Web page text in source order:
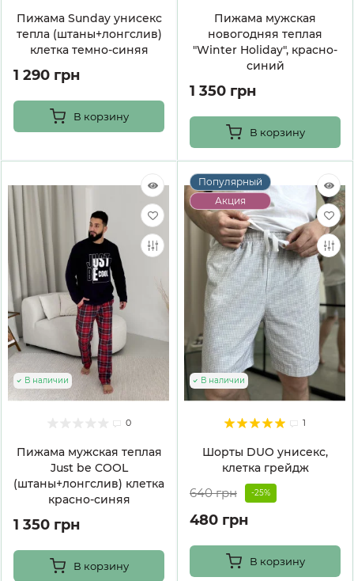
Пижама Sunday унисекс
тепла (штаны+лонгслив)
клетка темно-синяя
1 290 грн
В корзину
Пижама мужская
новогодняя теплая
"Winter Holiday", красно-
синий
1 350 грн
В корзину
0
Пижама мужская теплая
Just be COOL
(штаны+лонгслив) клетка
красно-синяя
В наличии
1 350 грн
В корзину
Популярный
Акция
1
Шорты DUO унисекс,
клетка грейдж
В наличии
640 грн -25%
480 грн
В корзину